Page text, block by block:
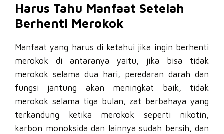
Harus Tahu Manfaat Setelah
Berhenti Merokok
Manfaat yang harus di ketahui jika ingin berhenti
merokok di antaranya yaitu, jika bisa tidak
merokok selama dua hari, peredaran darah dan
fungsi jantung akan meningkat baik, tidak
merokok selama tiga bulan, zat berbahaya yang
terkandung ketika merokok seperti nikotin,
karbon monoksida dan lainnya sudah bersih, dan